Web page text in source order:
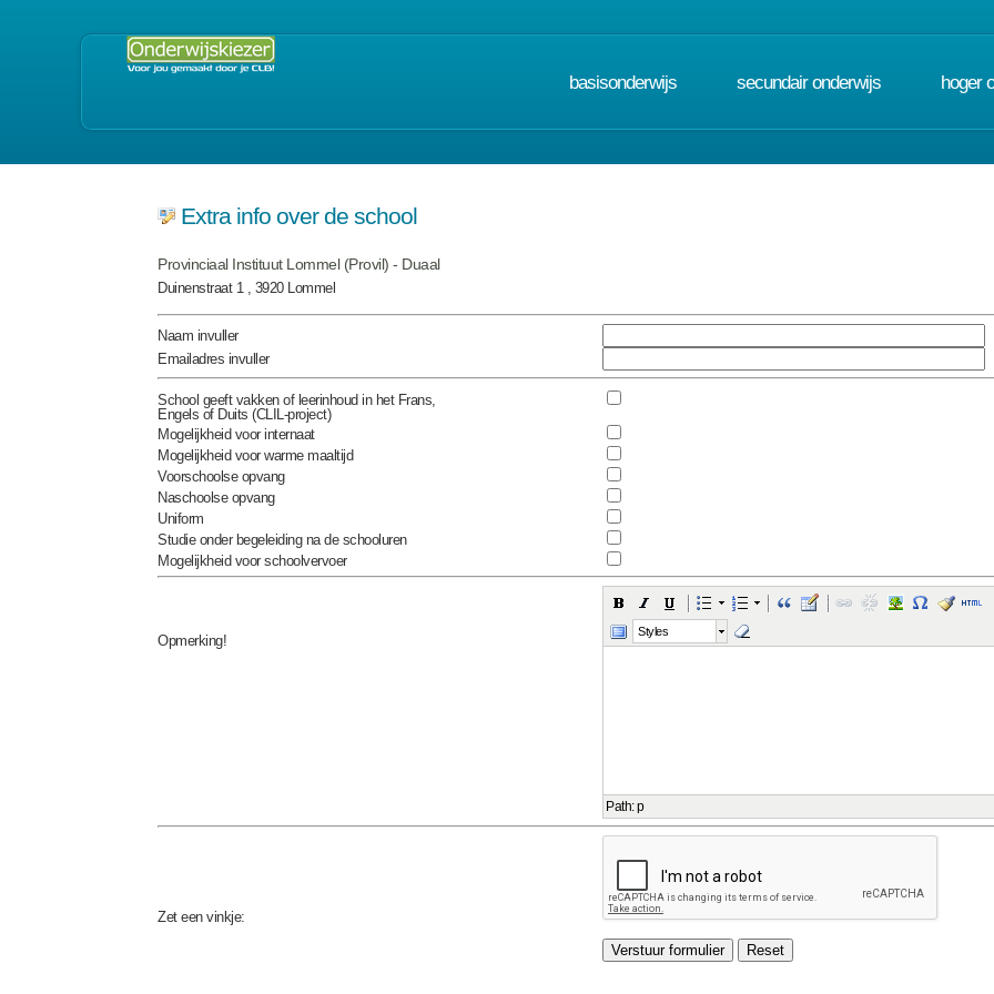
basisonderwijs secundair onderwijs hoger
Extra info over de school
Provinciaal Instituut Lommel (Provil) - Duaal
Duinenstraat 1 , 3920 Lommel
Naam invuller
Emailadres invuller
School geeft vakken of leerinhoud in het Frans,
Engels of Duits (CLIL-project)
Mogelijkheid voor internaat
Mogelijkheid voor warme maaltijd
Voorschoolse opvang
Naschoolse opvang
Uniform
Studie onder begeleiding na de schooluren
Mogelijkheid voor schoolvervoer
Opmerking!
Styles
Path:p
Zet een vinkje: